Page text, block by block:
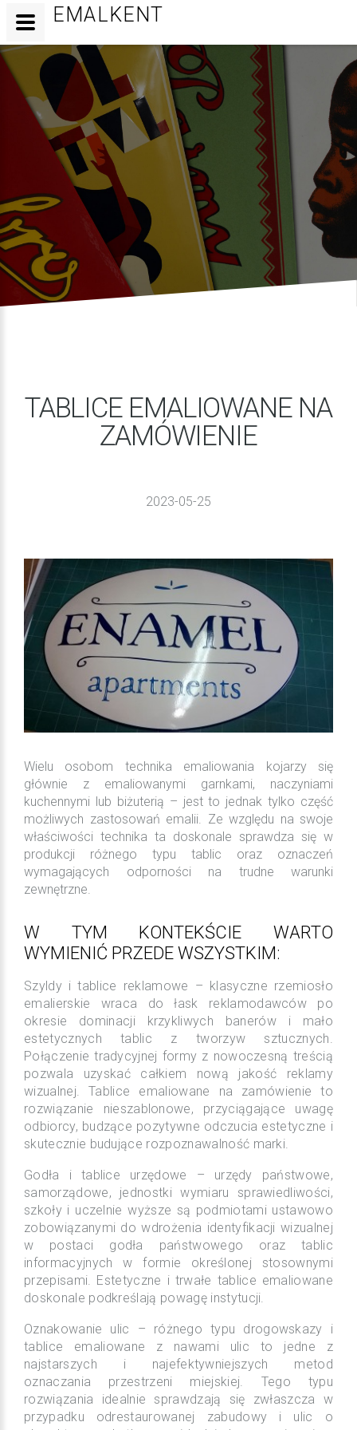
TABLICE EMALIOWANE NA
ZAMÓWIENIE
2023-05-25
Wielu osobom technika emaliowania kojarzy się
głównie z emaliowanymi garnkami, naczyniami
kuchennymi lub biżuterią – jest to jednak tylko część
możliwych zastosowań emalii. Ze względu na swoje
właściwości technika ta doskonale sprawdza się w
produkcji różnego typu tablic oraz oznaczeń
wymagających odporności na trudne warunki
zewnętrzne.
W TYM KONTEKŚCIE WARTO
WYMIENIĆ PRZEDE WSZYSTKIM:
Szyldy i tablice reklamowe – klasyczne rzemiosło
emalierskie wraca do łask reklamodawców po
okresie dominacji krzykliwych banerów i mało
estetycznych tablic z tworzyw sztucznych.
Połączenie tradycyjnej formy z nowoczesną treścią
pozwala uzyskać całkiem nową jakość reklamy
wizualnej. Tablice emaliowane na zamówienie to
rozwiązanie nieszablonowe, przyciągające uwagę
odbiorcy, budzące pozytywne odczucia estetyczne i
skutecznie budujące rozpoznawalność marki.
Godła i tablice urzędowe – urzędy państwowe,
samorządowe, jednostki wymiaru sprawiedliwości,
szkoły i uczelnie wyższe są podmiotami ustawowo
zobowiązanymi do wdrożenia identyfikacji wizualnej
w postaci godła państwowego oraz tablic
informacyjnych w formie określonej stosownymi
przepisami. Estetyczne i trwałe tablice emaliowane
doskonale podkreślają powagę instytucji.
Oznakowanie ulic – różnego typu drogowskazy i
tablice emaliowane z nawami ulic to jedne z
najstarszych i najefektywniejszych metod
oznaczania przestrzeni miejskiej. Tego typu
rozwiązania idealnie sprawdzają się zwłaszcza w
przypadku odrestaurowanej zabudowy i ulic o
EMALKENT